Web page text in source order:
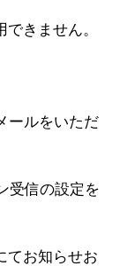
きません。
ールをいただ
受信の設定を
てお知らせお